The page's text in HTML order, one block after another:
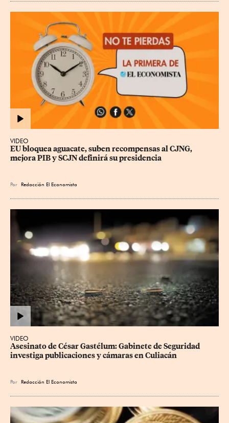
VIDEO
EU bloquea aguacate, suben recompensas al CJNG,
mejora PIB y SCJN definirá su presidencia
Por Redacción El Economista
VIDEO
Asesinato de César Gastélum: Gabinete de Seguridad
investiga publicaciones y cámaras en Culiacán
Por Redacción El Economista